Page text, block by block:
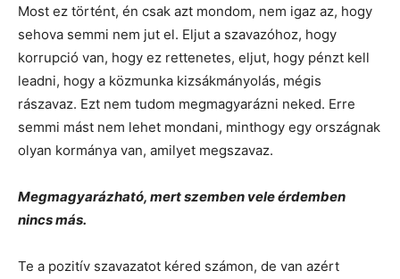
Most ez történt, én csak azt mondom, nem igaz az, hogy
sehova semmi nem jut el. Eljut a szavazóhoz, hogy
korrupció van, hogy ez rettenetes, eljut, hogy pénzt kell
leadni, hogy a közmunka kizsákmányolás, mégis
rászavaz. Ezt nem tudom megmagyarázni neked. Erre
semmi mást nem lehet mondani, minthogy egy országnak
olyan kormánya van, amilyet megszavaz.
Megmagyarázható, mert szemben vele érdemben
nincs más.
Te a pozitív szavazatot kéred számon, de van azért